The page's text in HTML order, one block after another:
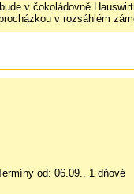
v čokoládovně
v rozsáhlém
od: 06.09., 1 dňové